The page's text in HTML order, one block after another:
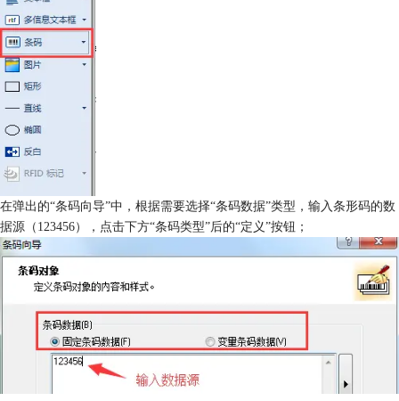
在弹出的“条码向导”中，根据需要选择“条码数据”类型，输入条形码的数
据源（123456），点击下方“条码类型”后的“定义”按钮；